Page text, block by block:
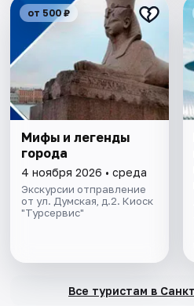
от 500 ₽
Мифы и легенды
города
4 ноября 2026 • среда
Экскурсии отправление
от ул. Думская, д.2. Киоск
"Турсервис"
Все туристам в